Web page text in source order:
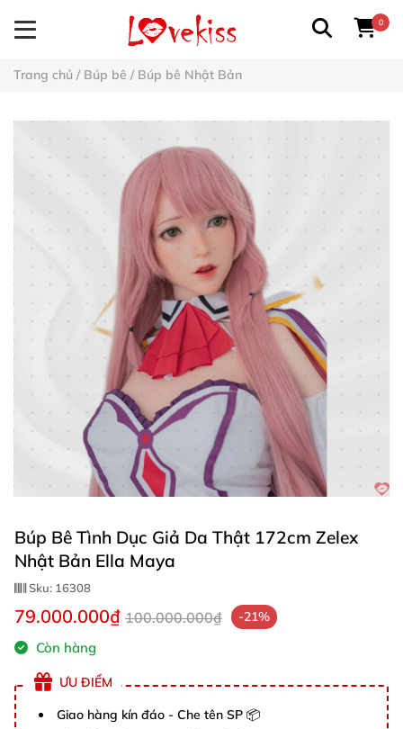
0
Trang chủ / Búp bê / Búp bê Nhật Bản
Búp Bê Tình Dục Giả Da Thật 172cm Zelex
Nhật Bản Ella Maya
Sku: 16308
79.000.000₫ 100.000.000₫ -21%
Còn hàng
ƯU ĐIỂM
Giao hàng kín đáo - Che tên SP 📦